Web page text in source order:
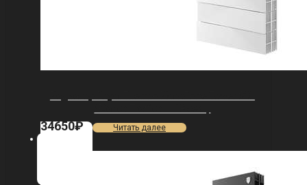
34650₽ Читать далее